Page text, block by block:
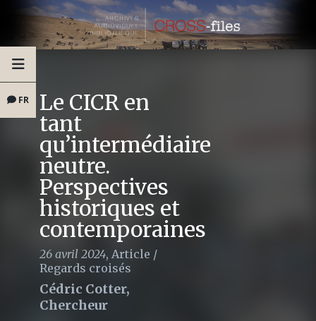
FR Le CICR en
tant
qu’intermédiaire
neutre.
Perspectives
historiques et
contemporaines
26 avril 2024, Article /
Regards croisés
Cédric Cotter,
Chercheur